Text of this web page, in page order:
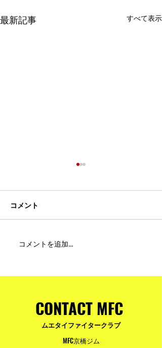
最新記事 すべて表示
MFC DREAM FIGHT 24にご
皆様へ
コメント
コメントを追加…
CONTACT MFC
ムエタイファイタークラブ
MFC京橋ジム